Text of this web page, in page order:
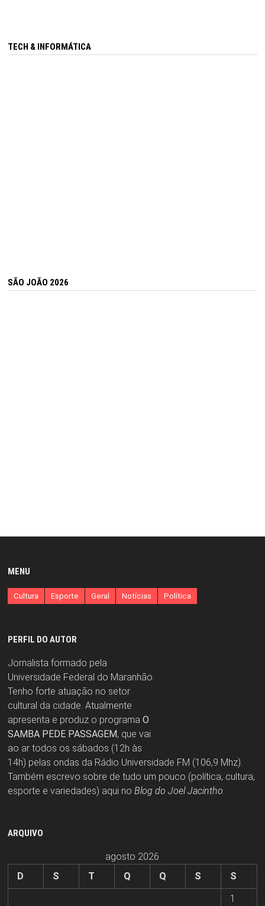
TECH & INFORMÁTICA
SÃO JOÃO 2026
MENU
Cultura Esporte Geral Notícias Política
PERFIL DO AUTOR
Jornalista formado pela
Universidade Federal do Maranhão.
Tenho forte atuação no setor
cultural da cidade. Atualmente
apresenta e produz o programa O
SAMBA PEDE PASSAGEM, que vai
ao ar todos os sábados (12h às
14h) pelas ondas da Rádio Universidade FM (106,9 Mhz).
Também escrevo sobre de tudo um pouco (política, cultura,
esporte e variedades) aqui no Blog do Joel Jacintho
ARQUIVO
agosto 2026
D
S T Q Q S
S
1